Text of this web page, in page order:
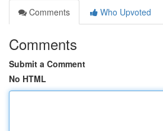
Comments
Who Upvoted
Comments
Submit a Comment
No HTML